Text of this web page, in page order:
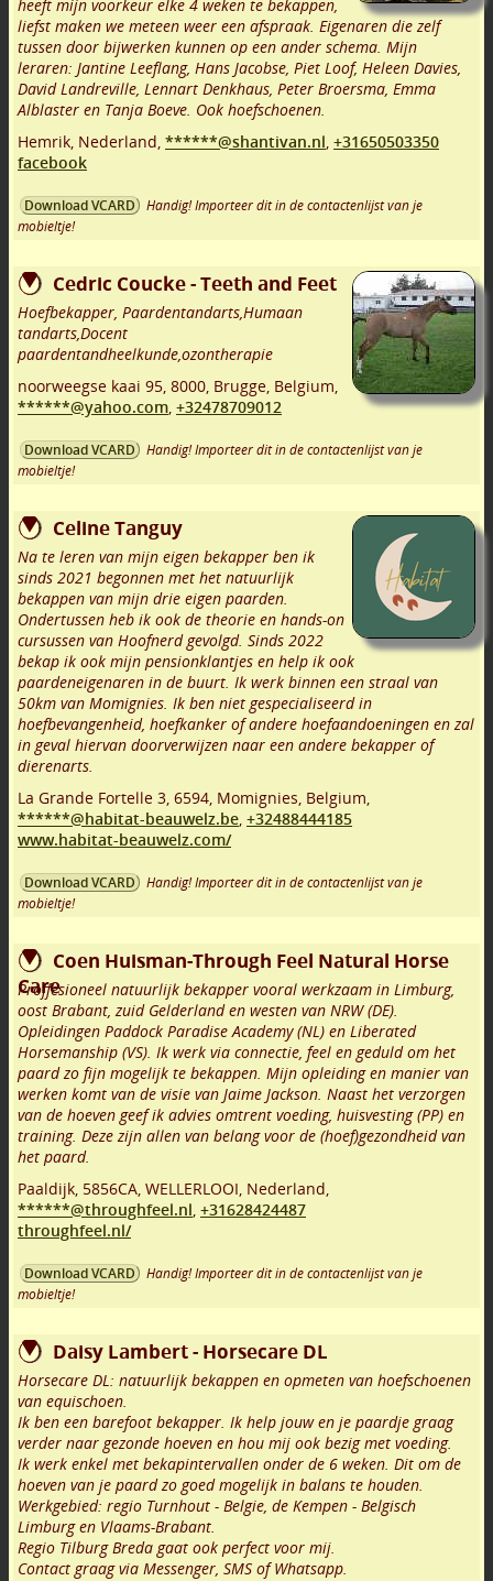
heeft mijn voorkeur elke 4 weken te bekappen,
liefst maken we meteen weer een afspraak. Eigenaren die zelf
tussen door bijwerken kunnen op een ander schema. Mijn
leraren: Jantine Leeflang, Hans Jacobse, Piet Loof, Heleen Davies,
David Landreville, Lennart Denkhaus, Peter Broersma, Emma
Alblaster en Tanja Boeve. Ook hoefschoenen.
Hemrik, Nederland, ******@shantivan.nl, +31650503350
facebook
Download VCARD
Handig! Importeer dit in de contactenlijst van je
mobieltje!
Cedric Coucke - Teeth and Feet
Hoefbekapper, Paardentandarts,Humaan
tandarts,Docent
paardentandheelkunde,ozontherapie
noorweegse kaai 95, 8000, Brugge, Belgium,
******@yahoo.com, +32478709012
Download VCARD
Handig! Importeer dit in de contactenlijst van je
mobieltje!
Celine Tanguy
Na te leren van mijn eigen bekapper ben ik
sinds 2021 begonnen met het natuurlijk
bekappen van mijn drie eigen paarden.
Ondertussen heb ik ook de theorie en hands-on
cursussen van Hoofnerd gevolgd. Sinds 2022
bekap ik ook mijn pensionklantjes en help ik ook
paardeneigenaren in de buurt. Ik werk binnen een straal van
50km van Momignies. Ik ben niet gespecialiseerd in
hoefbevangenheid, hoefkanker of andere hoefaandoeningen en zal
in geval hiervan doorverwijzen naar een andere bekapper of
dierenarts.
La Grande Fortelle 3, 6594, Momignies, Belgium,
******@habitat-beauwelz.be, +32488444185
www.habitat-beauwelz.com/
Download VCARD
Handig! Importeer dit in de contactenlijst van je
mobieltje!
Coen Huisman-Through Feel Natural Horse
Care
Proffesioneel natuurlijk bekapper vooral werkzaam in Limburg,
oost Brabant, zuid Gelderland en westen van NRW (DE).
Opleidingen Paddock Paradise Academy (NL) en Liberated
Horsemanship (VS). Ik werk via connectie, feel en geduld om het
paard zo fijn mogelijk te bekappen. Mijn opleiding en manier van
werken komt van de visie van Jaime Jackson. Naast het verzorgen
van de hoeven geef ik advies omtrent voeding, huisvesting (PP) en
training. Deze zijn allen van belang voor de (hoef)gezondheid van
het paard.
Paaldijk, 5856CA, WELLERLOOI, Nederland,
******@throughfeel.nl, +31628424487
throughfeel.nl/
Download VCARD
Handig! Importeer dit in de contactenlijst van je
mobieltje!
Daisy Lambert - Horsecare DL
Horsecare DL: natuurlijk bekappen en opmeten van hoefschoenen
van equischoen.
Ik ben een barefoot bekapper. Ik help jouw en je paardje graag
verder naar gezonde hoeven en hou mij ook bezig met voeding.
Ik werk enkel met bekapintervallen onder de 6 weken. Dit om de
hoeven van je paard zo goed mogelijk in balans te houden.
Werkgebied: regio Turnhout - Belgie, de Kempen - Belgisch
Limburg en Vlaams-Brabant.
Regio Tilburg Breda gaat ook perfect voor mij.
Contact graag via Messenger, SMS of Whatsapp.